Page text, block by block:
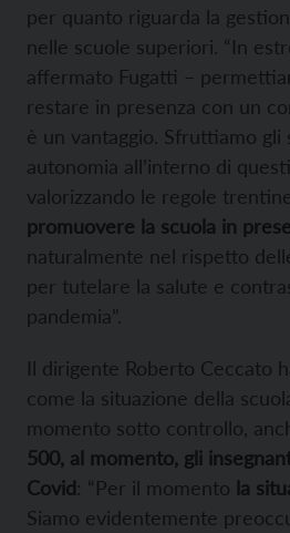
per quanto riguarda la
nelle scuole superiori. “In
affermato Fugatti –
restare in presenza con un
è un vantaggio. Sfruttiamo gli
autonomia all’interno di
valorizzando le regole
promuovere la scuola in
naturalmente nel rispetto
per tutelare la salute e
pandemia”.
Il dirigente Roberto Ceccato
come la situazione della
momento sotto controllo,
500, al momento, gli
Covid: “Per il momento la
Siamo evidentemente